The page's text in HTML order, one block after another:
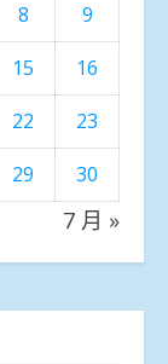
8
9
15
16
22
23
29 30
7 月 »